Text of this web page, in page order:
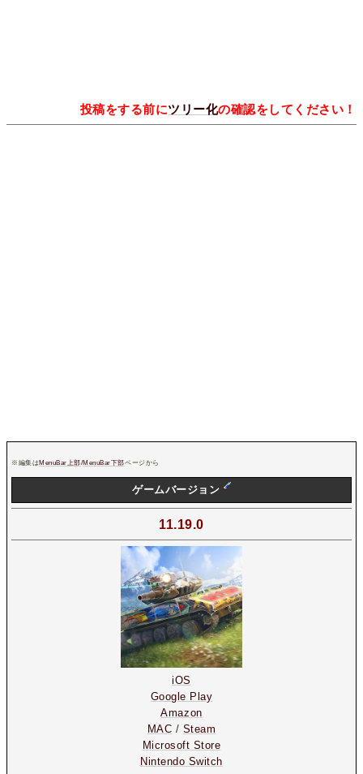
投稿をする前にツリー化の確認をしてください！
※編集は MenuBar上部/MenuBar下部ページから
ゲームバージョン
11.19.0
iOS
Google Play
Amazon
MAC / Steam
Microsoft Store
Nintendo Switch